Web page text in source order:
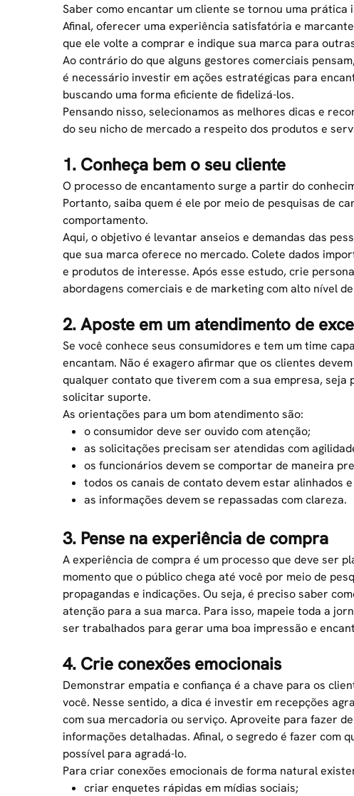
Saber como encantar um cliente se tornou uma
Afinal, oferecer uma experiência satisfatória e
que ele volte a comprar e indique sua marca para
Ao contrário do que alguns gestores comerciais
é necessário investir em ações estratégicas para
buscando uma forma eficiente de fidelizá-los.
Pensando nisso, selecionamos as melhores dicas e
do seu nicho de mercado a respeito dos produtos e
1. Conheça bem o seu cliente
O processo de encantamento surge a partir do
Portanto, saiba quem é ele por meio de pesquisas de
comportamento.
Aqui, o objetivo é levantar anseios e demandas das
que sua marca oferece no mercado. Colete dados
e produtos de interesse. Após esse estudo, crie
abordagens comerciais e de marketing com alto nível
2. Aposte em um atendimento de
Se você conhece seus consumidores e tem um time
encantam. Não é exagero afirmar que os clientes
qualquer contato que tiverem com a sua empresa,
solicitar suporte.
As orientações para um bom atendimentosão:
o consumidor deve ser ouvido com atenção;
as solicitações precisam ser atendidas com
os funcionários devem se comportar de maneira
todos os canais de contato devem estar alinhados
as informações devem se repassadas com clareza.
3. Pense na experiência de compra
A experiência de compra é um processo que deve ser
momento que o público chega até você por meio de
propagandas e indicações. Ou seja, é preciso saber
atenção para a sua marca. Para isso, mapeie toda a
ser trabalhados para gerar uma boa impressão e
4. Crie conexões emocionais
Demonstrar empatia e confiança é a chave para os
você. Nesse sentido, a dica é investir em recepções
com sua mercadoria ou serviço. Aproveite para fazer
informações detalhadas. Afinal, o segredo é fazer com
possível para agradá-lo.
Para criar conexões emocionais de forma natural
criar enquetes rápidas em mídias sociais;